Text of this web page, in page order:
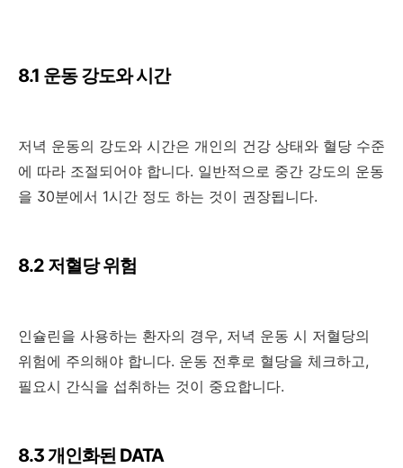
8.1 운동 강도와 시간
저녁 운동의 강도와 시간은 개인의 건강 상태와 혈당 수준
에 따라 조절되어야 합니다. 일반적으로 중간 강도의 운동
을 30분에서 1시간 정도 하는 것이 권장됩니다.
8.2 저혈당 위험
인슐린을 사용하는 환자의 경우, 저녁 운동 시 저혈당의
위험에 주의해야 합니다. 운동 전후로 혈당을 체크하고,
필요시 간식을 섭취하는 것이 중요합니다.
8.3 개인화된 DATA